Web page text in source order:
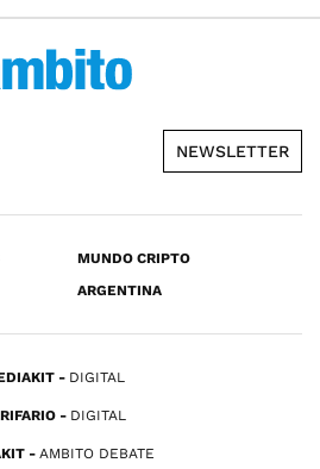
NEWSLETTER
MUNDO CRIPTO
ARGENTINA
DIGITAL
DIGITAL
AMBITO DEBATE